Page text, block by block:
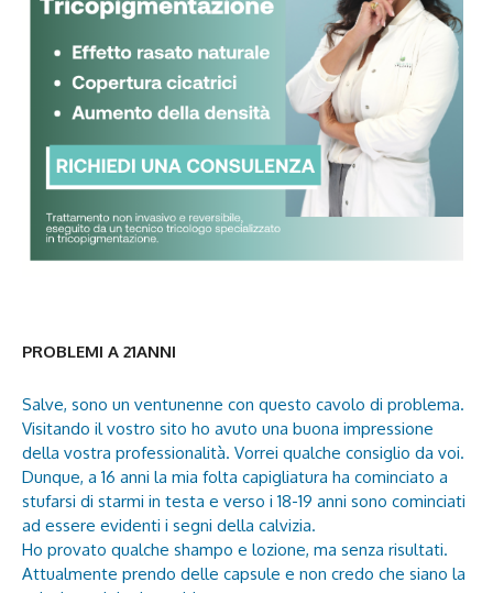
PROBLEMI A 21ANNI
Salve, sono un ventunenne con questo cavolo di problema.
Visitando il vostro sito ho avuto una buona impressione
della vostra professionalità. Vorrei qualche consiglio da voi.
Dunque, a 16 anni la mia folta capigliatura ha cominciato a
stufarsi di starmi in testa e verso i 18-19 anni sono cominciati
ad essere evidenti i segni della calvizia.
Ho provato qualche shampo e lozione, ma senza risultati.
Attualmente prendo delle capsule e non credo che siano la